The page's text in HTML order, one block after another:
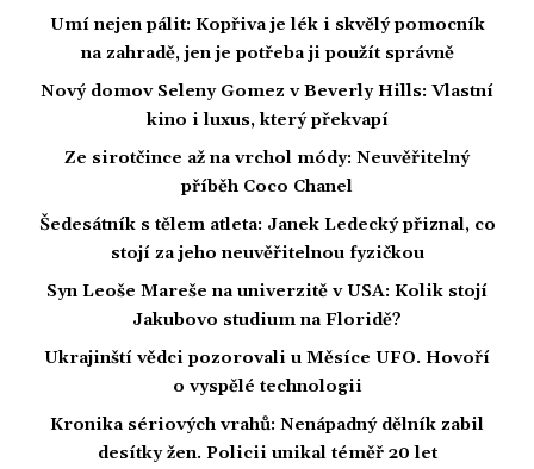
Umí nejen pálit: Kopřiva je lék i skvělý pomocník
na zahradě, jen je potřeba ji použít správně
Nový domov Seleny Gomez v Beverly Hills: Vlastní
kino i luxus, který překvapí
Ze sirotčince až na vrchol módy: Neuvěřitelný
příběh Coco Chanel
Šedesátník s tělem atleta: Janek Ledecký přiznal, co
stojí za jeho neuvěřitelnou fyzičkou
Syn Leoše Mareše na univerzitě v USA: Kolik stojí
Jakubovo studium na Floridě?
Ukrajinští vědci pozorovali u Měsíce UFO. Hovoří
o vyspělé technologii
Kronika sériových vrahů: Nenápadný dělník zabil
desítky žen. Policii unikal téměř 20 let